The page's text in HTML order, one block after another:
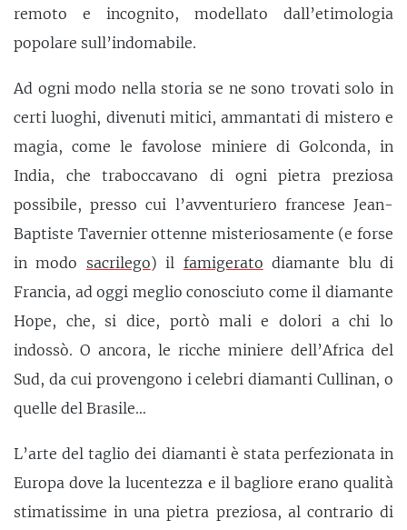
remoto e incognito, modellato dall’etimologia
popolare sull’indomabile.
Ad ogni modo nella storia se ne sono trovati solo in
certi luoghi, divenuti mitici, ammantati di mistero e
magia, come le favolose miniere di Golconda, in
India, che traboccavano di ogni pietra preziosa
possibile, presso cui l’avventuriero francese Jean-
Baptiste Tavernier ottenne misteriosamente (e forse
in modo sacrilego) il famigerato diamante blu di
Francia, ad oggi meglio conosciuto come il diamante
Hope, che, si dice, portò mali e dolori a chi lo
indossò. O ancora, le ricche miniere dell’Africa del
Sud, da cui provengono i celebri diamanti Cullinan, o
quelle del Brasile…
L’arte del taglio dei diamanti è stata perfezionata in
Europa dove la lucentezza e il bagliore erano qualità
stimatissime in una pietra preziosa, al contrario di